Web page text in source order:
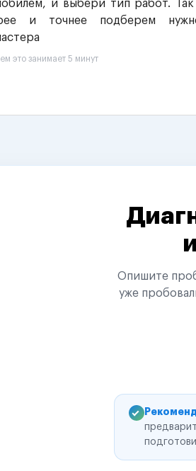
и выбери тип работ.
и точнее подберем
это занимает 5 минут
Опишите
уже